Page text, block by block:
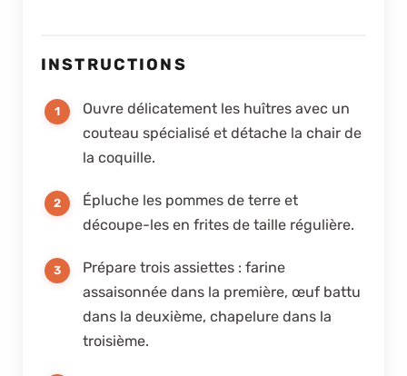
INSTRUCTIONS
Ouvre délicatement les huîtres avec un
couteau spécialisé et détache la chair de
la coquille.
Épluche les pommes de terre et
découpe-les en frites de taille régulière.
Prépare trois assiettes : farine
assaisonnée dans la première, œuf battu
dans la deuxième, chapelure dans la
troisième.